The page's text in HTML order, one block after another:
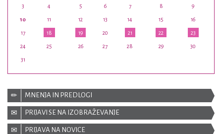
3 4 5 6 7 8 9
10 11 12 13 14 15 16
17 18 19 20 21 22 23
24 25 26 27 28 29 30
31
MNENJA IN PREDLOGI
PRIJAVI SE NA IZOBRAŽEVANJE
PRIJAVA NA NOVICE